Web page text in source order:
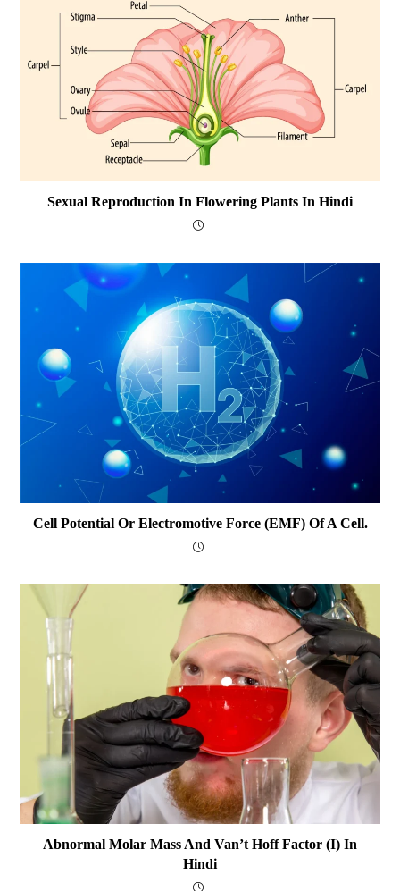
Sexual Reproduction In Flowering Plants In Hindi
Cell Potential Or Electromotive Force (EMF) Of A Cell.
Abnormal Molar Mass And Van’t Hoff Factor (i) In
Hindi